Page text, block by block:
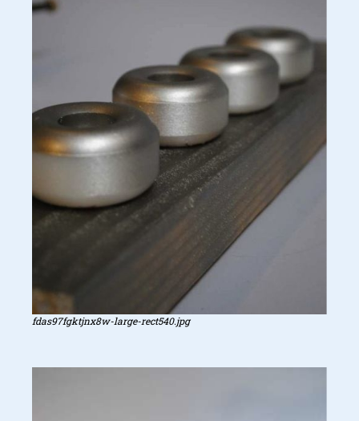
fdas97fgktjnx8w-large-rect540.jpg